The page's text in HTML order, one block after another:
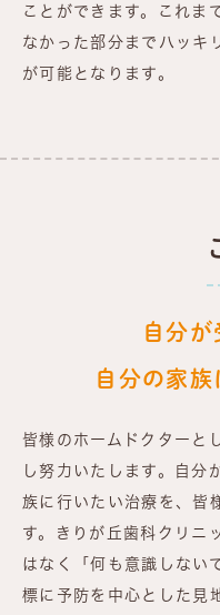
ことができます。これま
なかった部分までハッキ
が可能となります。
自分
自分の家族
皆様のホームドクターと
し努力いたします。自分
族に行いたい治療を、皆
す。きりが丘歯科クリニ
はなく「何も意識しない
標に予防を中心とした見